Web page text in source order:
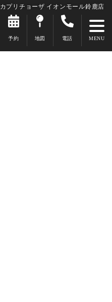
カプリチョーザ イオンモール鈴鹿店
予約 地図 電話